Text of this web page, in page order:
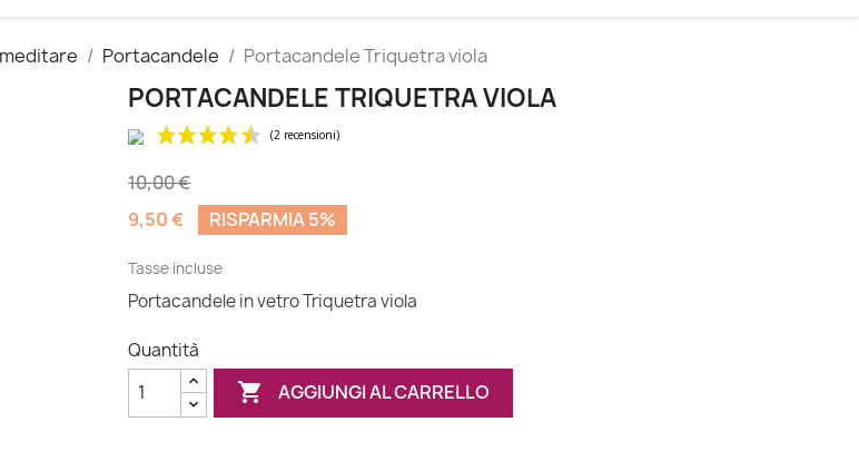
Portacandele Portacandele Triquetra viola
PORTACANDELE TRIQUETRA VIOLA
10,00 €
9,50 €
RISPARMIA 5%
Tasse incluse
Portacandele in vetro Triquetra viola
Quantità
 AGGIUNGI AL CARRELLO